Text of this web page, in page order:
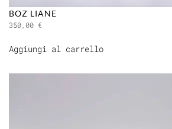
BOZ LIANE
350,00 €
Aggiungi al carrello